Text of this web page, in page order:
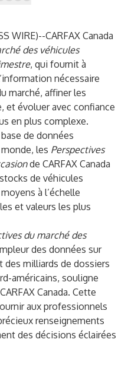
WIRE)--CARFAX Canada
des véhicules
, qui fournit à
nécessaire
marché, affiner les
et évoluer avec confiance
en plus complexe.
de données
les Perspectives
de CARFAX Canada
de véhicules
à l’échelle
et valeurs les plus
du marché des
des données sur
milliards de dossiers
américains, souligne
Canada. Cette
aux professionnels
renseignements
des décisions éclairées